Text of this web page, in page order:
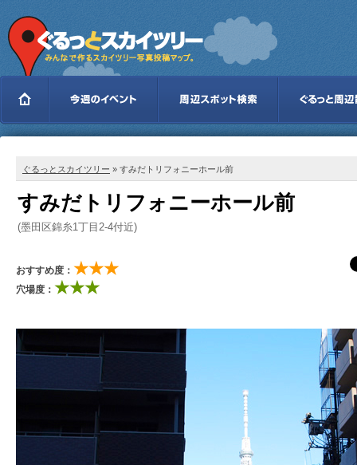
ぐるっとスカイツリー » すみだトリフォニーホール前
すみだトリフォニーホール前
(墨田区錦糸1丁目2-4付近)
おすすめ度： ★★★
穴場度： ★★★